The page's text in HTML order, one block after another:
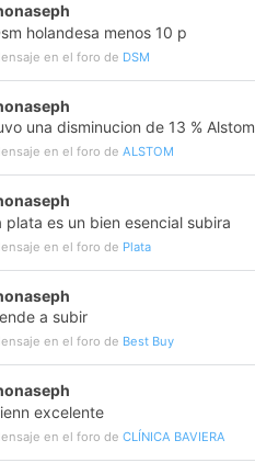
holandesa menos 10 p
en el foro de DSM
una disminucion de 13 % Alstom
en el foro deALSTOM
plata es un bien esencial subira
en el foro de Plata
a subir
en el foro de Best Buy
excelente
en el foro deCLÍNICA BAVIERA